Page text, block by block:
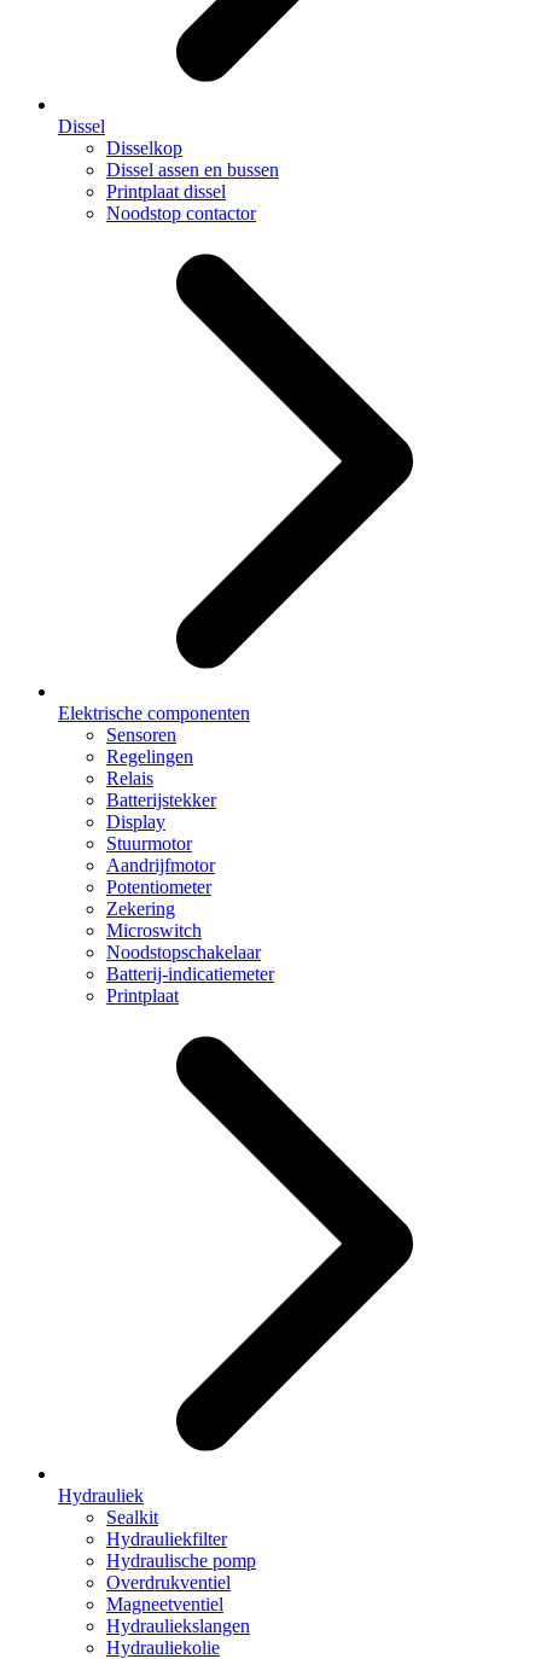
Dissel
Disselkop
Dissel assen en bussen
Printplaat dissel
Noodstop contactor
Elektrische componenten
Sensoren
Regelingen
Relais
Batterijstekker
Display
Stuurmotor
Aandrijfmotor
Potentiometer
Zekering
Microswitch
Noodstopschakelaar
Batterij-indicatiemeter
Printplaat
Hydrauliek
Sealkit
Hydrauliekfilter
Hydraulische pomp
Overdrukventiel
Magneetventiel
Hydrauliekslangen
Hydrauliekolie